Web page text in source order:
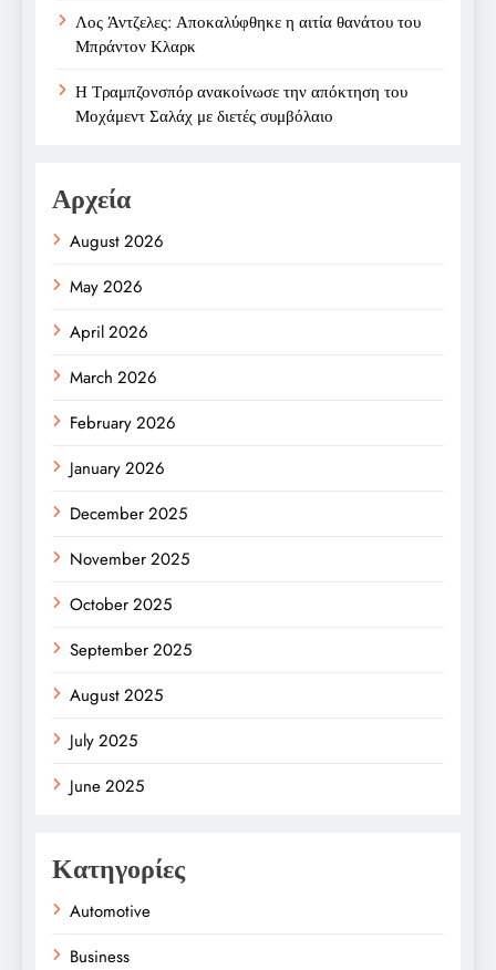
Λος Άντζελες: Αποκαλύφθηκε η αιτία θανάτου του
Μπράντον Κλαρκ
Η Τραμπζονσπόρ ανακοίνωσε την απόκτηση του
Μοχάμεντ Σαλάχ με διετές συμβόλαιο
Αρχεία
August 2026
May 2026
April 2026
March 2026
February 2026
January 2026
December 2025
November 2025
October 2025
September 2025
August 2025
July 2025
June 2025
Κατηγορίες
Automotive
Business